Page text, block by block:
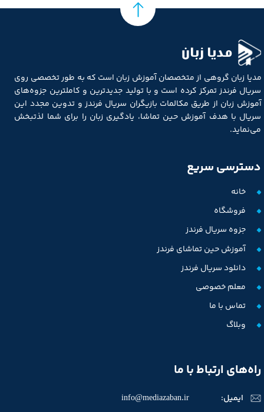
مدیا زبان
مدیا زبان گروهی از متخصصان آموزش زبان است که به طور تخصصی روی
سریال فرندز تمرکز کرده است و با تولید جدیدترین و کاملترین جزوه‌های
آموزش زبان از طریق مکالمات بازیگران سریال فرندز و تدوین مجدد این
سریال با هدف آموزش حین تماشا، یادگیری زبان را برای شما لذتبخش
می‌نماید.
خانه
فروشگاه
جزوه سریال فرندز
آموزش حین تماشای فرندز
دانلود سریال فرندز
معلم خصوصی
تماس با ما
وبلاگ
دسترسی سریع
راه‌های ارتباط با ما
ایمیل: info@mediazaban.ir